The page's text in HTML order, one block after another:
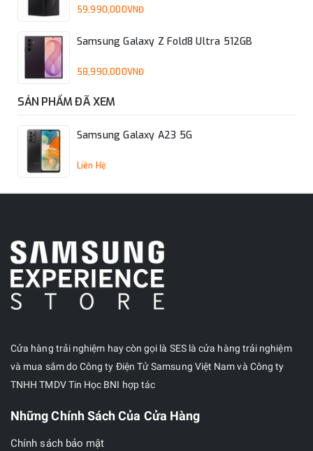
59,990,000VNĐ
Samsung Galaxy Z Fold8 Ultra 512GB
58,990,000VNĐ
SẢN PHẨM ĐÃ XEM
Samsung Galaxy A23 5G
Liên Hệ
Cửa hàng trải nghiệm hay còn gọi là SES là cửa hàng trải nghiệm
và mua sắm do Công ty Điện Tử Samsung Việt Nam và Công ty
TNHH TMDV Tin Học BNI hợp tác
Những Chính Sách Của Cửa Hàng
Chính sách bảo mật